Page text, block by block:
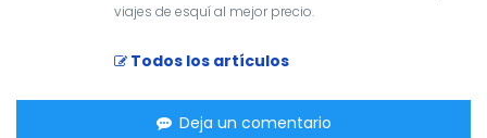
viajes de esquí al mejor precio.
Todos los artículos
Deja un comentario